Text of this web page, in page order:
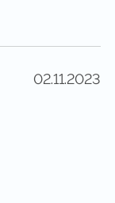
02.11.2023